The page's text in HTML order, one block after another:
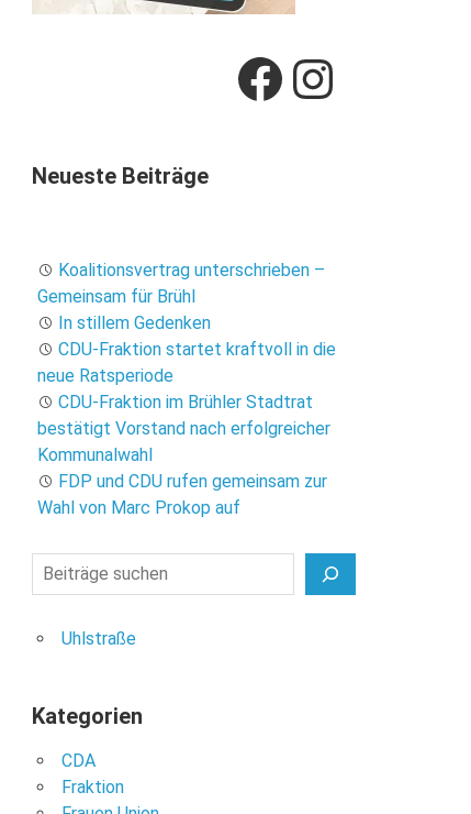
Facebook
Neueste Beiträge
Koalitionsvertrag unterschrieben –
Gemeinsam für Brühl
In stillem Gedenken
CDU-Fraktion startet kraftvoll in die
neue Ratsperiode
CDU-Fraktion im Brühler Stadtrat
bestätigt Vorstand nach erfolgreicher
Kommunalwahl
FDP und CDU rufen gemeinsam zur
Wahl von Marc Prokop auf
Suchen
Uhlstraße
Kategorien
CDA
Fraktion